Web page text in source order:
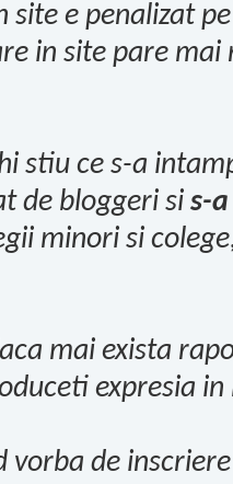
site e penalizat
in site pare
stiu ce s-a
de bloggeri si s-
minori si
mai exista
expresia in
vorba de